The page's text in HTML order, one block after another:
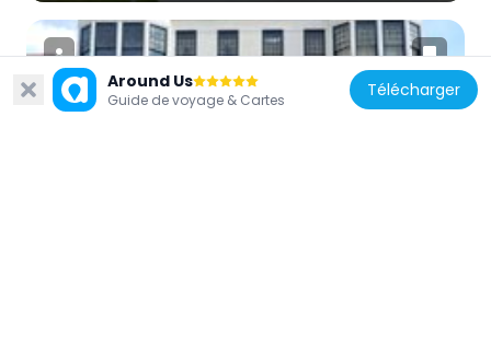
Around Us
Guide de voyage & Cartes Télécharger